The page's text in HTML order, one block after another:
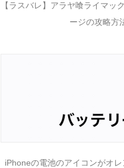
【ラスバレ】アラヤ喰ライマッ
ージの攻略方
iPhoneの電池のアイコンがオ